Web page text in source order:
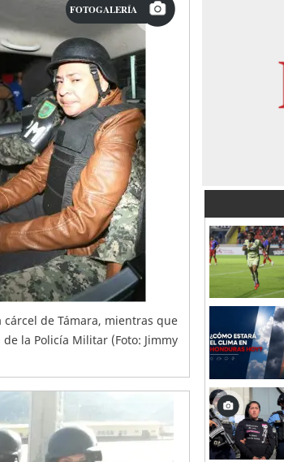
FOTOGALERÍA
de Támara, mientras que
la Policía Militar (Foto: Jimmy